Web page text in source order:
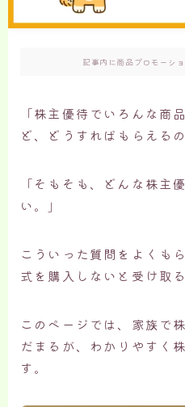
記事内に商品プロモーシ
「株主優待でいろんな商
ど、どうすればもらえるの
「そもそも、どんな株主
い。」
こういった質問をよくも
式を購入しないと受け取
このページでは、家族で
だまるが、わかりやすく
す。